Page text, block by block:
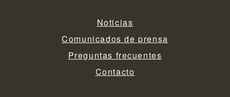
Noticias
Comunicados de prensa
Preguntas frecuentes
Contacto